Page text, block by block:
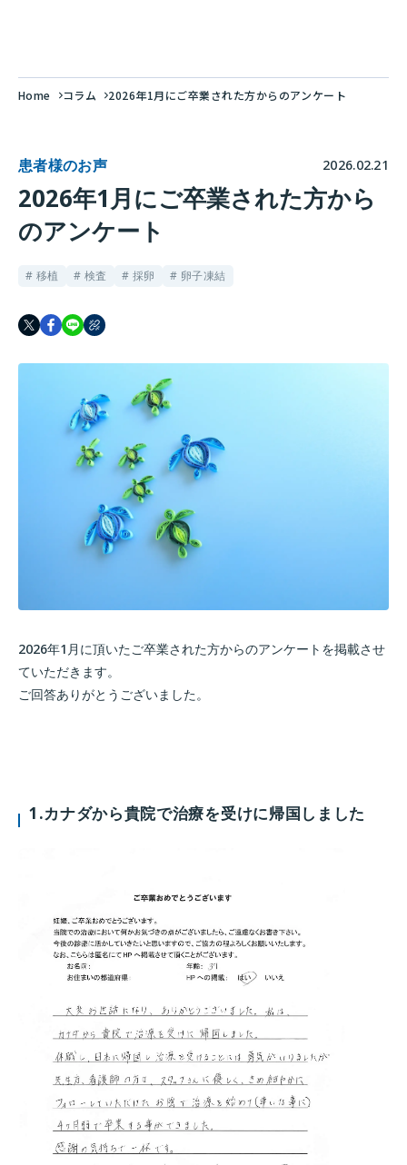
Home コラム 2026年1月にご卒業された方からのアンケート
患者様のお声 2026.02.21
2026年1月にご卒業された方から
のアンケート
# 移植 # 検査 # 採卵 # 卵子凍結
2026年1月に頂いたご卒業された方からのアンケートを掲載させ
ていただきます。
ご回答ありがとうございました。
1.カナダから貴院で治療を受けに帰国しました